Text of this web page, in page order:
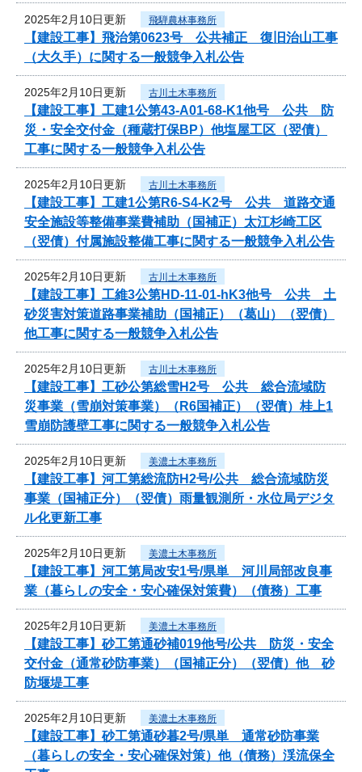
2025年2月10日更新 飛騨農林事務所
【建設工事】飛治第0623号 公共補正 復旧治山工事
（大久手）に関する一般競争入札公告
2025年2月10日更新 古川土木事務所
【建設工事】工建1公第43-A01-68-K1他号 公共 防
災・安全交付金（種蔵打保BP）他塩屋工区（翌債）
工事に関する一般競争入札公告
2025年2月10日更新 古川土木事務所
【建設工事】工建1公第R6-S4-K2号 公共 道路交通
安全施設等整備事業費補助（国補正）太江杉崎工区
（翌債）付属施設整備工事に関する一般競争入札公告
2025年2月10日更新 古川土木事務所
【建設工事】工維3公第HD-11-01-hK3他号 公共 土
砂災害対策道路事業補助（国補正）（葛山）（翌債）
他工事に関する一般競争入札公告
2025年2月10日更新 古川土木事務所
【建設工事】工砂公第総雪H2号 公共 総合流域防
災事業（雪崩対策事業）（R6国補正）（翌債）桂上1
雪崩防護壁工事に関する一般競争入札公告
2025年2月10日更新 美濃土木事務所
【建設工事】河工第総流防H2号/公共 総合流域防災
事業（国補正分）（翌債）雨量観測所・水位局デジタ
ル化更新工事
2025年2月10日更新 美濃土木事務所
【建設工事】河工第局改安1号/県単 河川局部改良事
業（暮らしの安全・安心確保対策費）（債務）工事
2025年2月10日更新 美濃土木事務所
【建設工事】砂工第通砂補019他号/公共 防災・安全
交付金（通常砂防事業）（国補正分）（翌債）他 砂
防堰堤工事
2025年2月10日更新 美濃土木事務所
【建設工事】砂工第通砂暮2号/県単 通常砂防事業
（暮らしの安全・安心確保対策）他（債務）渓流保全